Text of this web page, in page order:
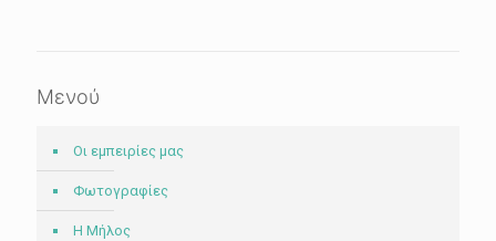
Μενού
Οι εμπειρίες μας
Φωτογραφίες
Η Μήλος